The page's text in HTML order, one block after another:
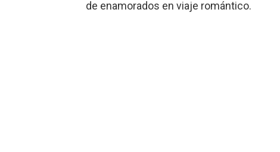
de enamorados en viaje romántico.